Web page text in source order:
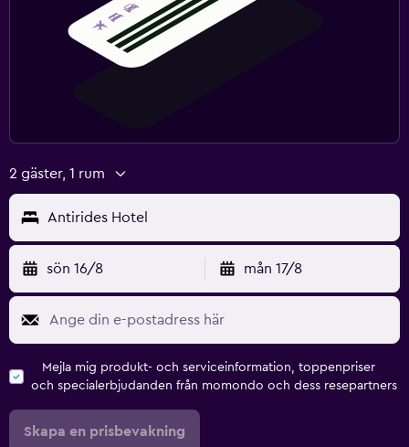
2 gäster, 1 rum
Antirides Hotel
sön 16/8 mån 17/8
Mejla mig produkt- och serviceinformation, toppenpriser
och specialerbjudanden från momondo och dess resepartners
Skapa en prisbevakning